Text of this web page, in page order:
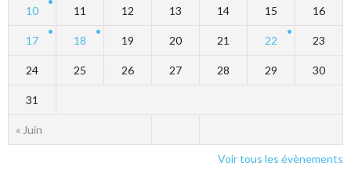
« Juin
10 11 12 13 14 15 16
17 18 19 20 21 22 23
24 25 26 27 28 29 30
31
Voir tous les évènements